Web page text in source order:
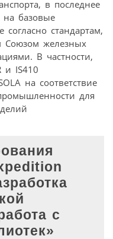
в последнее
на базовые
стандартам,
железных
В частности,
и IS410
на соответствие
для
с